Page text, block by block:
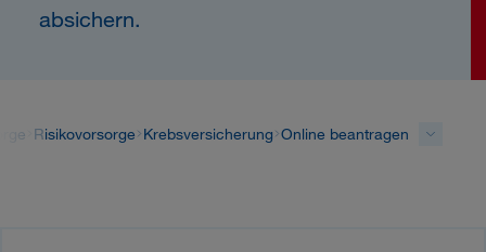
absichern.
Risikovorsorge Krebsversicherung Online beantragen